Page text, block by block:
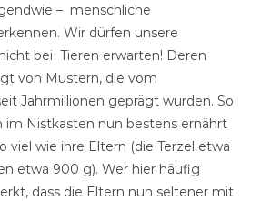
– menschliche
Wir dürfen unsere
bei Tieren erwarten! Deren
von Mustern, die vom
Jahrmillionen geprägt wurden. So
im Nistkasten nun bestens ernährt
viel wie ihre Eltern (die Terzel etwa
etwa 900 g). Wer hier häufig
dass die Eltern nun seltener mit